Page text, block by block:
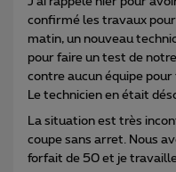
confirmé les travaux
matin, un nouveau
pour faire un test de
contre aucun équipe
Le technicien en était
La situation est très
coupe sans arret. Nous
forfait de 50 et je